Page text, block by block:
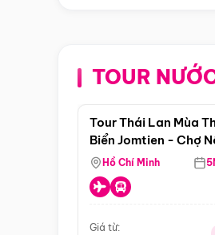
TOUR
Tour Thái Lan Mùa
Biển Jomtien - Chợ
Boran - Suanthai
Airlines)
Hồ Chí Minh
Giá từ: